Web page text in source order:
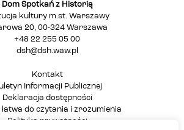
Dom Spotkań z Historią
kultury m.st. Warszawy
20, 00-324 Warszawa
+48 22 255 05 00
dsh@dsh.waw.pl
Kontakt
Informacji Publicznej
Deklaracja dostępności
do czytania i zrozumienia
Polityka prywatności